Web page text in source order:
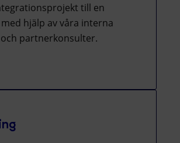
till en
hjälp av våra interna
partnerkonsulter.